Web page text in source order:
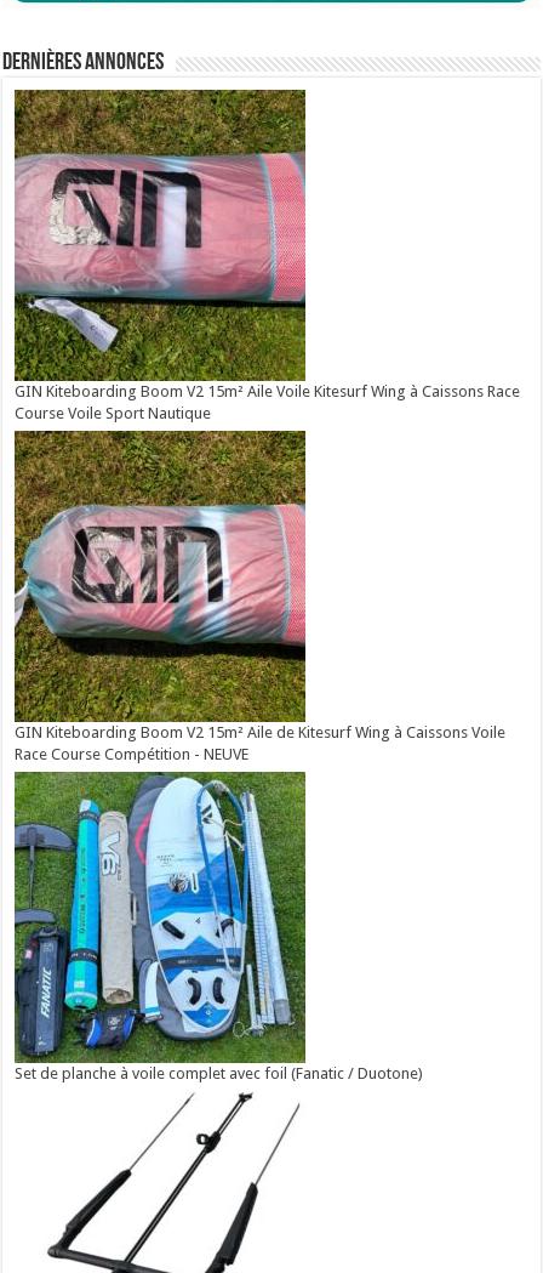
Dernières annonces
GIN Kiteboarding Boom V2 15m² Aile Voile Kitesurf Wing à Caissons Race
Course Voile Sport Nautique
GIN Kiteboarding Boom V2 15m² Aile de Kitesurf Wing à Caissons Voile
Race Course Compétition - NEUVE
Set de planche à voile complet avec foil (Fanatic / Duotone)